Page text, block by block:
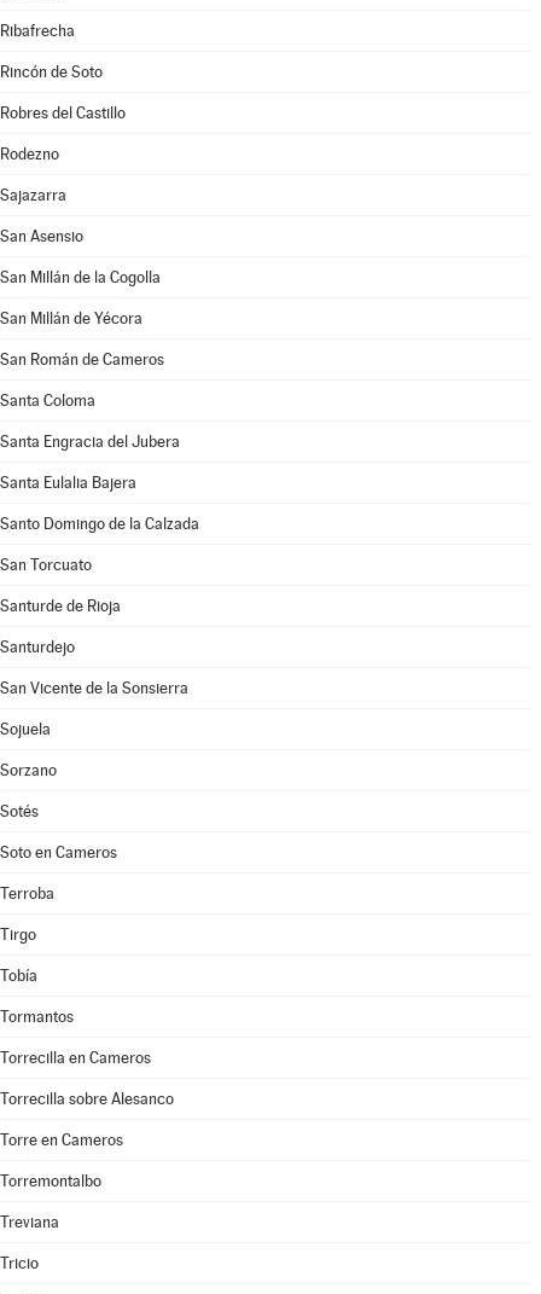
Ribafrecha
Rincón de Soto
Robres del Castillo
Rodezno
Sajazarra
San Asensio
San Millán de la Cogolla
San Millán de Yécora
San Román de Cameros
Santa Coloma
Santa Engracia del Jubera
Santa Eulalia Bajera
Santo Domingo de la Calzada
San Torcuato
Santurde de Rioja
Santurdejo
San Vicente de la Sonsierra
Sojuela
Sorzano
Sotés
Soto en Cameros
Terroba
Tirgo
Tobía
Tormantos
Torrecilla en Cameros
Torrecilla sobre Alesanco
Torre en Cameros
Torremontalbo
Treviana
Tricio